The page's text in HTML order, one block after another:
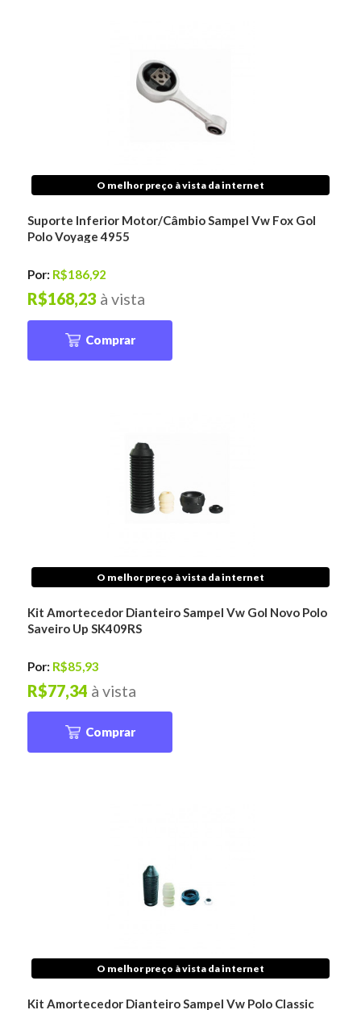
O melhor preço à vista da internet
Suporte Inferior Motor/Câmbio Sampel Vw Fox Gol
Polo Voyage 4955
Por: R$186,92
à vista
R$168,23
Comprar
O melhor preço à vista da internet
Kit Amortecedor Dianteiro Sampel Vw Gol Novo Polo
Saveiro Up SK409RS
Por: R$85,93
à vista
R$77,34
Comprar
O melhor preço à vista da internet
Kit Amortecedor Dianteiro Sampel Vw Polo Classic